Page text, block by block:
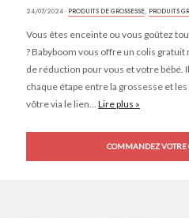
24/07/2024 · PRODUITS DE GROSSESSE, PRODUITS
Vous êtes enceinte ou vous goûtez
? Babyboom vous offre un colis gratuit
de réduction pour vous et votre bébé.
chaque étape entre la grossesse et
vôtre via le lien... Lire plus »
COMMANDEZ VOTRE